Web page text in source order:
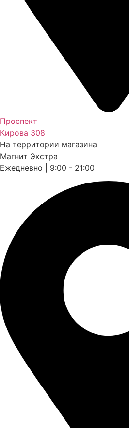
Проспект
Кирова 308
На территории магазина
Магнит Экстра
Ежедневно | 9:00 - 21:00